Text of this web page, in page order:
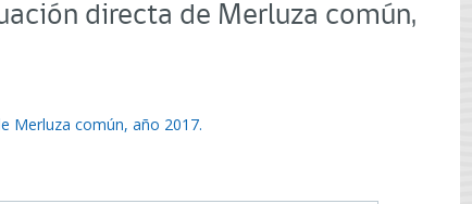
directa de Merluza común,
Merluza común, año 2017.